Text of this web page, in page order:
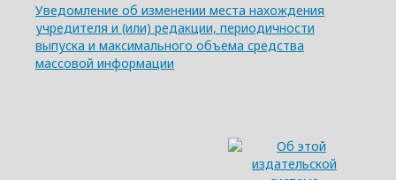
Уведомление об изменении места нахождения
учредителя и (или) редакции, периодичности
выпуска и максимального объема средства
массовой информации